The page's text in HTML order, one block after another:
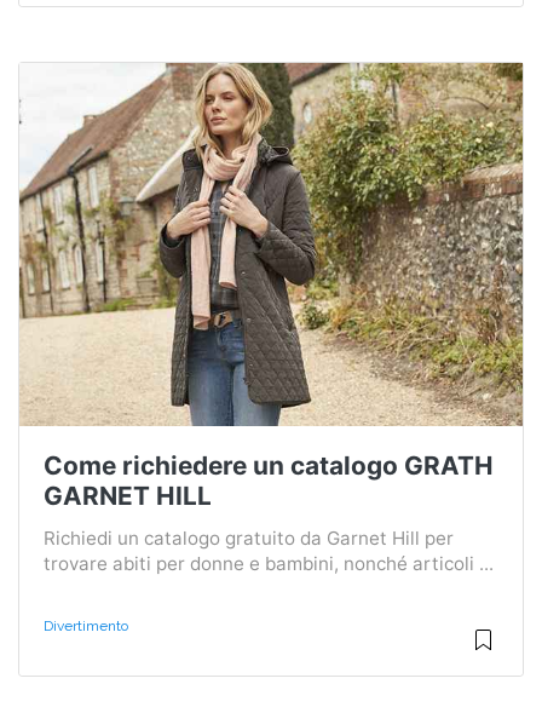
Come richiedere un catalogo GRATH
GARNET HILL
Richiedi un catalogo gratuito da Garnet Hill per
trovare abiti per donne e bambini, nonché articoli ...
Divertimento